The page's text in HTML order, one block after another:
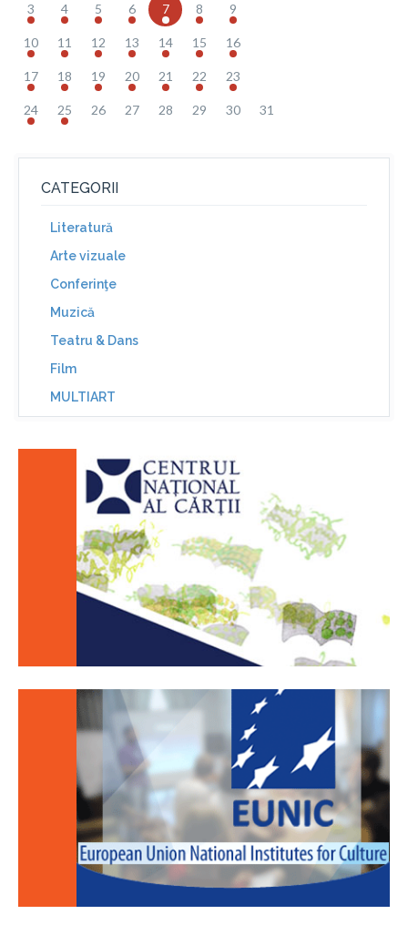
3 4 5 6 7 8 9
10 11 12 13 14 15 16
17 18 19 20 21 22 23
24 25 26 27 28 29 30 31
CATEGORII
Literatură
Arte vizuale
Conferinţe
Muzică
Teatru & Dans
Film
MULTIART